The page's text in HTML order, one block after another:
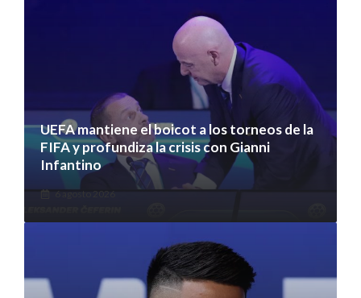
UEFA mantiene el boicot a los torneos de la
FIFA y profundiza la crisis con Gianni
Infantino
6 agosto 2026